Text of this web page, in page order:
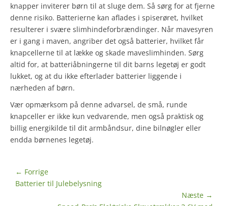
knapper inviterer børn til at sluge dem. Så sørg for at fjerne
denne risiko. Batterierne kan aflades i spiserøret, hvilket
resulterer i svære slimhindeforbrændinger. Når mavesyren
er i gang i maven, angriber det også batterier, hvilket får
knapcellerne til at lække og skade maveslimhinden. Sørg
altid for, at batteriåbningerne til dit barns legetøj er godt
lukket, og at du ikke efterlader batterier liggende i
nærheden af børn.
Vær opmærksom på denne advarsel, de små, runde
knapceller er ikke kun vedvarende, men også praktisk og
billig energikilde til dit armbåndsur, dine bilnøgler eller
endda børnenes legetøj.
Indlægsnavigation
← Forrige
Forrige
Batterier til Julebelysning
Næste →